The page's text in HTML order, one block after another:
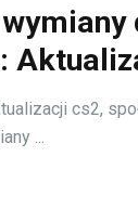
cs2,
...